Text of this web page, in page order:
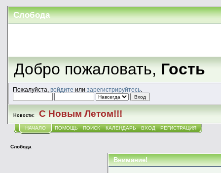
Слобода
Добро пожаловать,Гость
Пожалуйста, войдите или зарегистрируйтесь.
Новости: С Новым Летом!!!
НАЧАЛО ПОМОЩЬ ПОИСК КАЛЕНДАРЬ ВХОД РЕГИСТРАЦИЯ
Слобода
Внимание!